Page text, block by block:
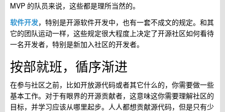
MVP 的队员来说，这些都是理所当然的。
软件开发，特别是开源软件开发中，也有一套不成文的规定。和其
它的团队运动一样，这些规定很大程度上决定了开源社区如何看待
一名开发者，特别是新加入社区的开发者。
按部就班，循序渐进
在参与社区之前，比如开放源代码或者其它什么的，你需要做一些
基本工作。对于有眼界的开源贡献者，这意味这你需要理解社区的
目标，并学习应该从哪里起步。人人都想贡献源代码，但是只有少